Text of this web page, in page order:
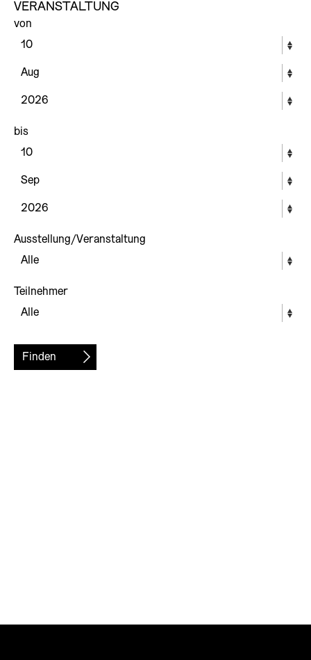
VERANSTALTUNG
von
bis
Ausstellung/Veranstaltung
Teilnehmer